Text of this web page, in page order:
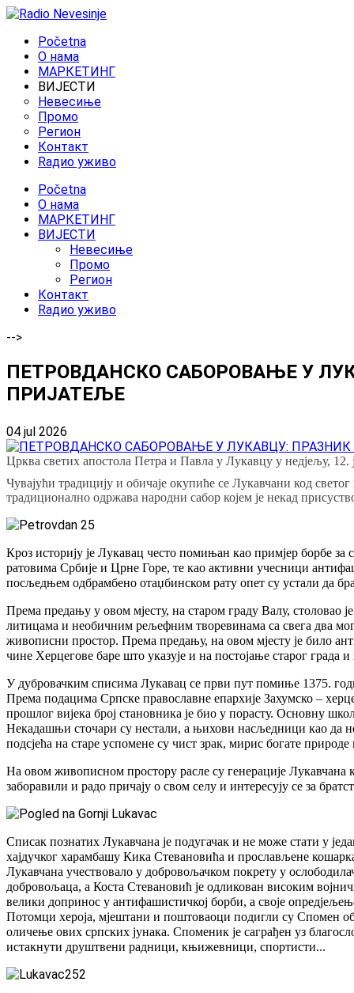
Početna
O нама
МАРКЕТИНГ
ВИЈЕСТИ
Невесиње
Промо
Регион
Контакт
Rадио уживо
Početna
O нама
МАРКЕТИНГ
ВИЈЕСТИ
Невесиње
Промо
Регион
Контакт
Rадио уживо
-->
ПЕТРОВДАНСКО САБОРОВАЊЕ У
ПРИЈАТЕЉЕ
04 jul 2026
Црква светих апостола Петра и Павла у Лукавцу у недјељу,
Чувајући традицију и обичаје окупиће се Лукавчани код
традиционално одржава народни сабор којем је некад
Кроз историју је Лукавац често помињан као примјер борбе
ратовима Србије и Црне Горе, те као активни учесници
посљедњем одбрамбено отаџбинском рату опет су устали да
Према предању у овом мјесту, на старом граду Валу,
литицама и необичним рељефним творевинама са свега два
живописни простор. Према предању, на овом мјесту је било
чине Херцегове баре што указује и на постојање старог града
У дубровачким списима Лукавац се први пут помиње 1375.
Према подацима Српске православне епархије Захумско –
прошлог вијека број становника је био у порасту. Основну
Некадашњи сточари су нестали, а њихови насљедници као да
подсјећа на старе успомене су чист зрак, мирис богате
На овом живописном простору расле су генерације Лукавчана
заборавили и радо причају о свом селу и интересују се за
Списак познатих Лукавчана је подугачак и не може стати у
хајдучког харамбашу Кика Стевановића и прослављене
Лукавчана учествовало у добровољачком покрету у
добровољаца, а Коста Стевановић је одликован високим
велики допринос у антифашистичкој борби, а своје
Потомци хероја, мјештани и поштоваоци подигли су Спомен
оличење ових српских јунака. Споменик је саграђен уз
истакнути друштвени радници, књижевници, спортисти...